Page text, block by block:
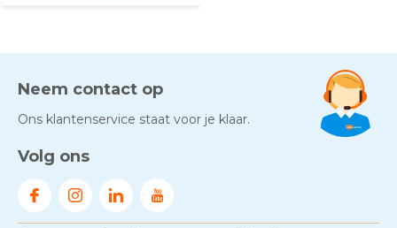
Neem contact op
Ons klantenservice staat voor je klaar.
Volg ons